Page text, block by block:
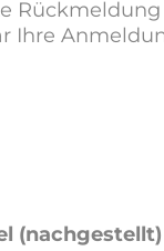
Ihre
(nachgestellt)